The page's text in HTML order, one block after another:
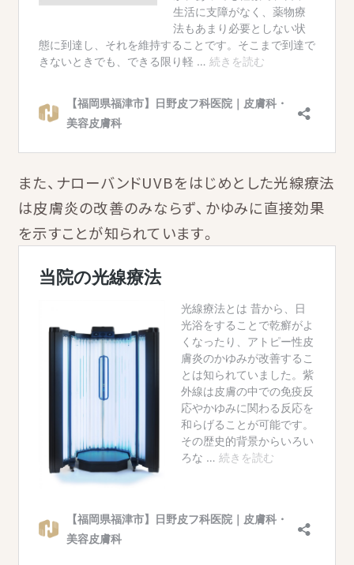
また、ナローバンドUVBをはじめとした光線療法
は皮膚炎の改善のみならず、かゆみに直接効果
を示すことが知られています。